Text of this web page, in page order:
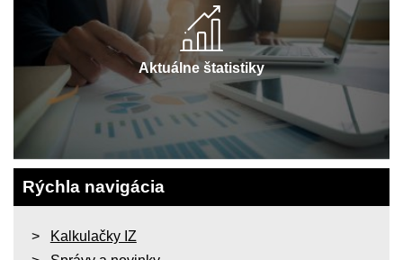
Aktuálne štatistiky
Rýchla navigácia
Kalkulačky IZ